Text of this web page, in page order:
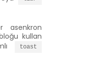
asenkron
kullan
toast